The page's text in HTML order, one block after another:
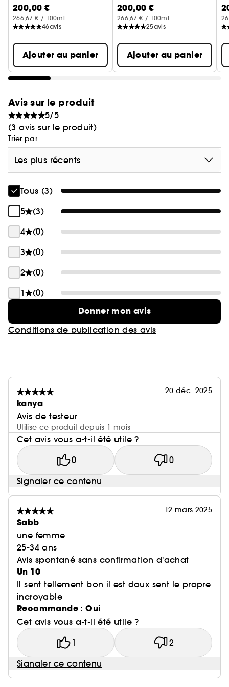
aux notes raffinées d'un chypre moderne
composé de bois précieux, Patchouli et Vétiver.
Eau de Parfum
200,00 €
266,67 € / 100ml
46avis
Ajouter au panier
200,00 €
266,67 € / 100ml
25avis
Ajouter au panier
Avis sur le produit
5/5
(3 avis sur le produit)
Trier par
Les plus récents
Tous (3)
5
(3)
4
(0)
3
(0)
2
(0)
1
(0)
Donner mon avis
Conditions de publication des avis
20 déc. 2025
kanya
Avis de testeur
Utilise ce produit depuis 1 mois
Cet avis vous a-t-il été utile ?
0 0
Signaler ce contenu
12 mars 2025
Sabb
une femme
25-34 ans
Avis spontané sans confirmation d'achat
Un 10
Il sent tellement bon il est doux sent le propre
incroyable
Recommande : Oui
Cet avis vous a-t-il été utile ?
1 2
Signaler ce contenu